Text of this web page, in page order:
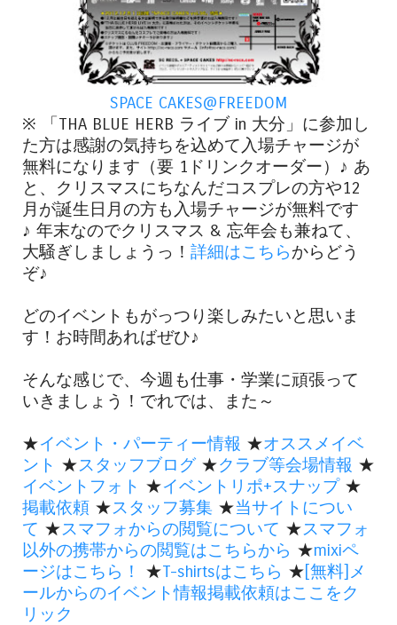
SPACE CAKES@FREEDOM
※ 「THA BLUE HERB ライブ in 大分」に参加し
た方は感謝の気持ちを込めて入場チャージが
無料になります（要 1ドリンクオーダー）♪ あ
と、クリスマスにちなんだコスプレの方や12
月が誕生日月の方も入場チャージが無料です
♪ 年末なのでクリスマス & 忘年会も兼ねて、
大騒ぎしましょうっ！ 詳細はこちらからどう
ぞ♪
どのイベントもがっつり楽しみたいと思いま
す！お時間あればぜひ♪
そんな感じで、今週も仕事・学業に頑張って
いきましょう！でれでは、また～
★イベント・パーティー情報 ★オススメイベ
ント ★スタッフブログ ★クラブ等会場情報 ★
イベントフォト ★イベントリポ+スナップ★
掲載依頼 ★スタッフ募集 ★当サイトについ
て ★スマフォからの閲覧について ★スマフォ
以外の携帯からの閲覧はこちらから ★mixiペ
ージはこちら！
★T-shirtsはこちら ★[無料]メ
ールからのイベント情報掲載依頼はここをク
リック